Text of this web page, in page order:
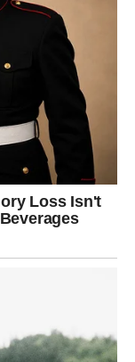
viđeni i
ljubav
žrtvu. Ako ste
Partner
Ako ste
koja vas voli